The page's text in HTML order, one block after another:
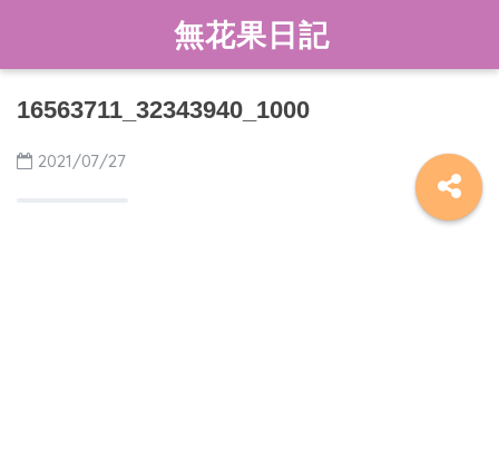
無花果日記
16563711_32343940_1000
2021/07/27